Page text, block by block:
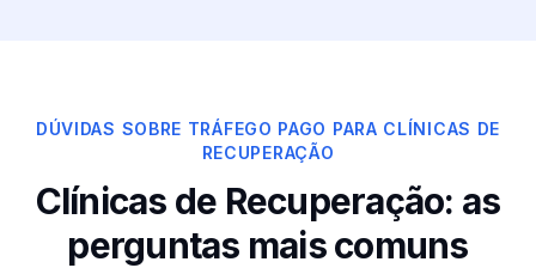
DÚVIDAS SOBRE TRÁFEGO PAGO PARA CLÍNICAS DE
RECUPERAÇÃO
Clínicas de Recuperação: as
perguntas mais comuns